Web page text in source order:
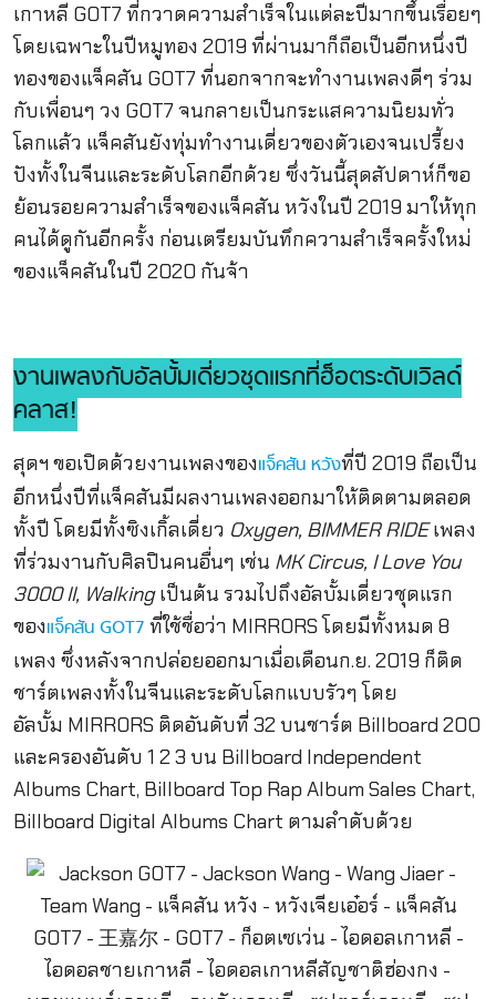
เกาหลี GOT7 ที่กวาดความสำเร็จในแต่ละปีมากขึ้นเรื่อยๆ
โดยเฉพาะในปีหมูทอง 2019 ที่ผ่านมาก็ถือเป็นอีกหนึ่งปี
ทองของแจ็คสัน GOT7 ที่นอกจากจะทำงานเพลงดีๆ ร่วม
กับเพื่อนๆ วง GOT7 จนกลายเป็นกระแสความนิยมทั่ว
โลกแล้ว แจ็คสันยังทุ่มทำงานเดี่ยวของตัวเองจนเปรี้ยง
ปังทั้งในจีนและระดับโลกอีกด้วย ซึ่งวันนี้สุดสัปดาห์ก็ขอ
ย้อนรอยความสำเร็จของแจ็คสัน หวังในปี 2019 มาให้ทุก
คนได้ดูกันอีกครั้ง ก่อนเตรียมบันทึกความสำเร็จครั้งใหม่
ของแจ็คสันในปี 2020 กันจ้า
งานเพลงกับอัลบั้มเดี่ยวชุดแรกที่ฮ็อตระดับเวิลด์
คลาส!
สุดฯ ขอเปิดด้วยงานเพลงของแจ็คสัน หวังที่ปี 2019 ถือเป็น
อีกหนึ่งปีที่แจ็คสันมีผลงานเพลงออกมาให้ติดตามตลอด
ทั้งปี โดยมีทั้งซิงเกิ้ลเดี่ยว Oxygen, BIMMER RIDEเพลง
ที่ร่วมงานกับศิลปินคนอื่นๆ เช่น MK Circus, I Love You
3000 II, Walkingเป็นต้น รวมไปถึงอัลบั้มเดี่ยวชุดแรก
ของแจ็คสัน GOT7 ที่ใช้ชื่อว่า MIRRORS โดยมีทั้งหมด 8
เพลง ซึ่งหลังจากปล่อยออกมาเมื่อเดือนก.ย. 2019 ก็ติด
ชาร์ตเพลงทั้งในจีนและระดับโลกแบบรัวๆ โดย
อัลบั้ม MIRRORS ติดอันดับที่ 32 บนชาร์ต Billboard 200
และครองอันดับ 1 2 3 บน Billboard Independent
Albums Chart, Billboard Top Rap Album Sales Chart,
Billboard Digital Albums Chart ตามลำดับด้วย